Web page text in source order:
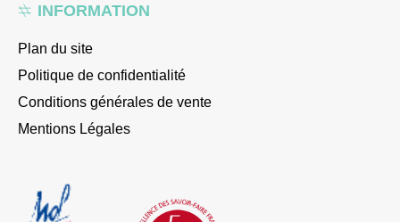
INFORMATION
Plan du site
Politique de confidentialité
Conditions générales de vente
Mentions Légales